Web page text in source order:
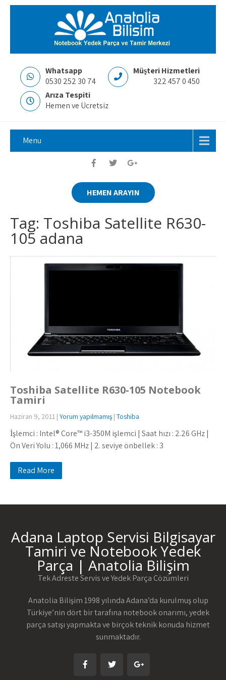
Whatsapp
0530 252 30 74
Müşteri Hizmetleri
322 457 0 450
Arıza Tespiti
Hemen ve Ücretsiz
Menu
HEMEN ARAYIN
Tag: Toshiba Satellite R630-
105 adana
Toshiba Satellite R630-105 Notebook
Tamiri
Haziran 9, 2011 | Yorum yapılmamış | Toshiba
İşlemci : Intel® Core™ i3-350M işlemci | Saat hızı : 2.26 GHz |
Ön Veri Yolu : 1,066 MHz | 2. seviye önbellek : 3
Read More
Adana Laptop Servisi Bilgisayar
Tamiri ve Notebook Yedek
Parça | Anatolia Bilişim
Tek Adreste Servis ve Yedek Parça Çözümleri
Anatolia Bilişim 1998 yılında Adana’da kurulmuş olup
Türkiye’nin dört bir tarafına notebook onarımı, yedek
parça satışı yapmakta ve birçok teknik konuda hizmet
sunmaktadır.